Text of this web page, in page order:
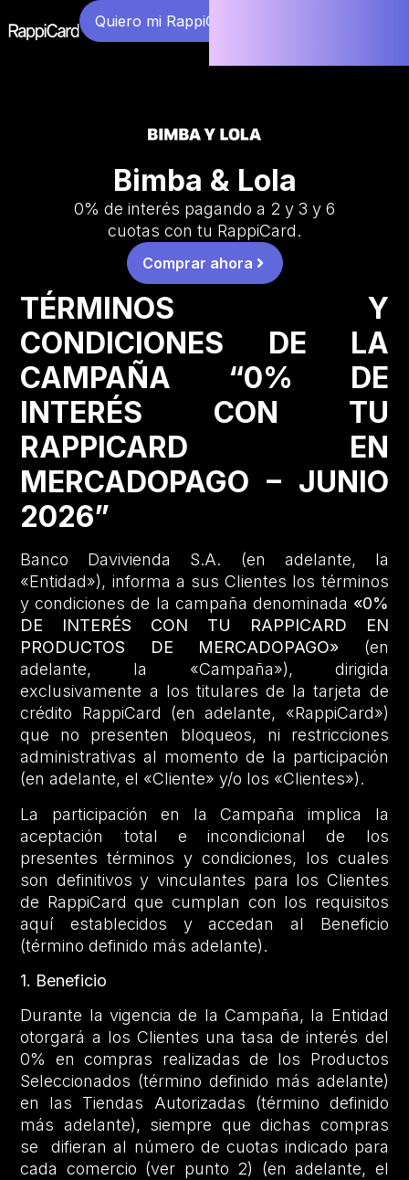
Quiero mi RappiCard
Bimba & Lola
0% de interés pagando a 2 y 3 y 6
cuotas con tu RappiCard.
Comprar ahora
TÉRMINOS Y
CONDICIONES DE LA
CAMPAÑA “0% DE
INTERÉS CON TU
RAPPICARD EN
MERCADOPAGO – JUNIO
2026”
Banco Davivienda S.A. (en adelante, la
«Entidad»), informa a sus Clientes los términos
y condiciones de la campaña denominada «0%
DE INTERÉS CON TU RAPPICARD EN
PRODUCTOS DE MERCADOPAGO» (en
adelante, la «Campaña»), dirigida
exclusivamente a los titulares de la tarjeta de
crédito RappiCard (en adelante, «RappiCard»)
que no presenten bloqueos, ni restricciones
administrativas al momento de la participación
(en adelante, el «Cliente» y/o los «Clientes»).
La participación en la Campaña implica la
aceptación total e incondicional de los
presentes términos y condiciones, los cuales
son definitivos y vinculantes para los Clientes
de RappiCard que cumplan con los requisitos
aquí establecidos y accedan al Beneficio
(término definido más adelante).
1. Beneficio
Durante la vigencia de la Campaña, la Entidad
otorgará a los Clientes una tasa de interés del
0% en compras realizadas de los Productos
Seleccionados (término definido más adelante)
en las Tiendas Autorizadas (término definido
más adelante), siempre que dichas compras
se difieran al número de cuotas indicado para
cada comercio (ver punto 2) (en adelante, el